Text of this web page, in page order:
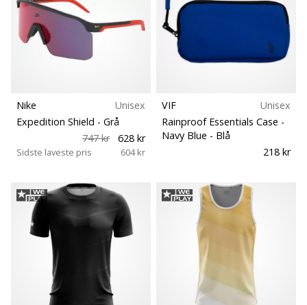
Nike
Unisex
Expedition Shield - Grå
747 kr
628 kr
Sidste laveste pris 604 kr
VIF
Unisex
Rainproof Essentials Case -
Navy Blue - Blå
218 kr